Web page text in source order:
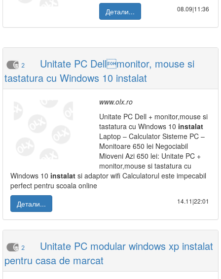
Детали... 08.09|11:36
2
Unitate PC Dellmonitor, mouse si
tastatura cu Windows 10 instalat
www.olx.ro
Unitate PC Dell + monitor,mouse si
tastatura cu Windows 10 instalat
Laptop – Calculator Sisteme PC –
Monitoare 650 lei Negociabil
Mioveni Azi 650 lei: Unitate PC +
monitor,mouse si tastatura cu
Windows 10 instalat si adaptor wifi Calculatorul este impecabil
perfect pentru scoala online
Детали...
14.11|22:01
2
Unitate PC modular windows xp instalat
pentru casa de marcat